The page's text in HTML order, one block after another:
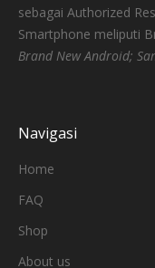
sebagai Authorized
Smartphone meliputi
Brand New Android;
Navigasi
Home
FAQ
Shop
About us